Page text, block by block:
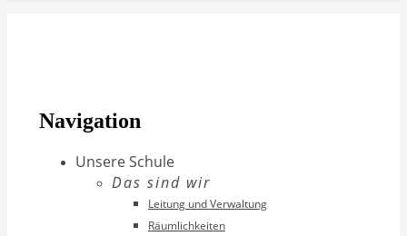
Navigation
Unsere Schule
Das sind wir
Leitung und Verwaltung
Räumlichkeiten